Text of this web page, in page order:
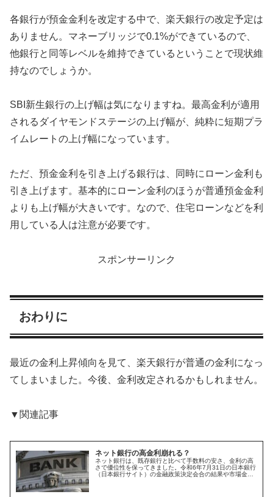
各銀行が預金金利を改定する中で、楽天銀行の改定予定は
ありません。マネーブリッジで0.1%ができているので、
他銀行と同等レベルを維持できているということで現状維
持なのでしょうか。
SBI新生銀行の上げ幅は気になりますね。最高金利が適用
されるダイヤモンドステージの上げ幅が、純粋に短期プラ
イムレートの上げ幅になっています。
ただ、預金金利を引き上げる銀行は、同時にローン金利も
引き上げます。基本的にローン金利のほうが普通預金金利
よりも上げ幅が大きいです。なので、住宅ローンなどを利
用している人は注意が必要です。
スポンサーリンク
おわりに
最近の金利上昇傾向を見て、楽天銀行が普通の金利になっ
てしまいました。今後、金利改定されるかもしれません。
▼関連記事
ネット銀行の高金利崩れる？
ネット銀行は、既存銀行と比べて手数料の安さ、金利の高
さで優位性を保ってきました。令和6年7月31日の日本銀行
（日本銀行サイト）の金融政策決定会合の結果や市場金利